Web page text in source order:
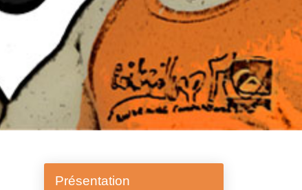
Présentation